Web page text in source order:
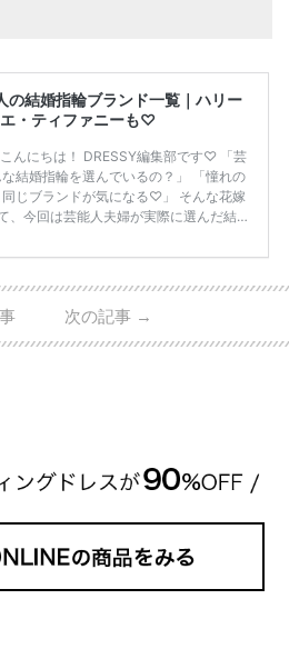
の結婚指輪ブランド一覧｜ハリー
・ティファニーも♡
んにちは！ DRESSY編集部です♡ 「芸
結婚指輪を選んでいるの？」 「憧れの
じブランドが気になる♡」 そんな花嫁
、今回は芸能人夫婦が実際に選んだ結婚
ンやカルティエ、ティファニーなど世界
ブランドまで幅広くご紹介。 さらに、
る芸能人夫婦 ・リングの特徴や魅力 ・
次の記事 →